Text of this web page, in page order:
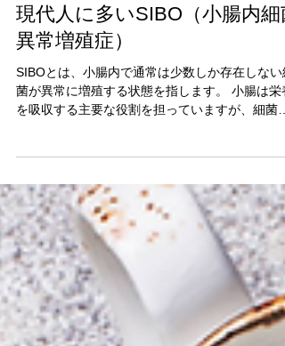
2024年10月25日
現代人に多いSIBO（小腸内細
SIBOとは、小腸内で通常は少数しか存在しない
を吸収する主要な役割を担っていますが、細菌が
異常に増えることで栄養の吸収が妨げられ、消化
器系に様々な不調が生じます。 SIBOの症状...